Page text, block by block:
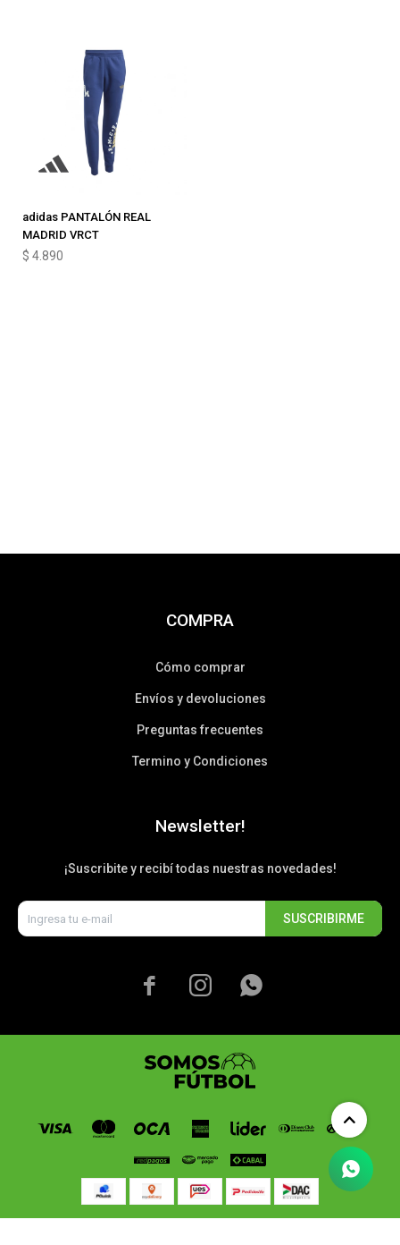
adidas PANTALÓN REAL
MADRID VRCT
$ 4.890
COMPRA
Cómo comprar
Envíos y devoluciones
Preguntas frecuentes
Termino y Condiciones
Newsletter!
¡Suscribite y recibí todas nuestras novedades!
SUSCRIBIRME
  